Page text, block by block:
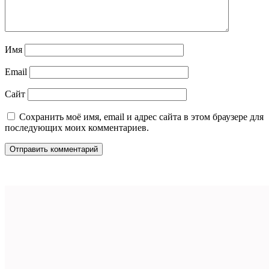
Имя
Email
Сайт
Сохранить моё имя, email и адрес сайта в этом браузере для
последующих моих комментариев.